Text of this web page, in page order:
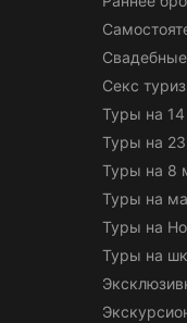
Секс
Туры на
Туры на
Туры на 8
Туры на
Туры на
Туры на